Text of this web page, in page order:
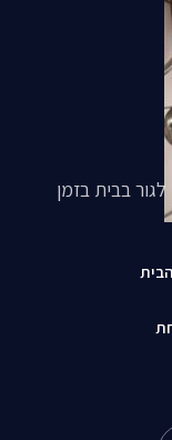
בבית בזמן